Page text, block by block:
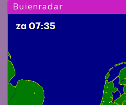
Buienradar